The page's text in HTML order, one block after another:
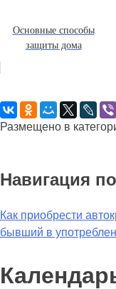
Основные способы
защиты дома
Размещено в
Навигация
Как приобрести
бывший в